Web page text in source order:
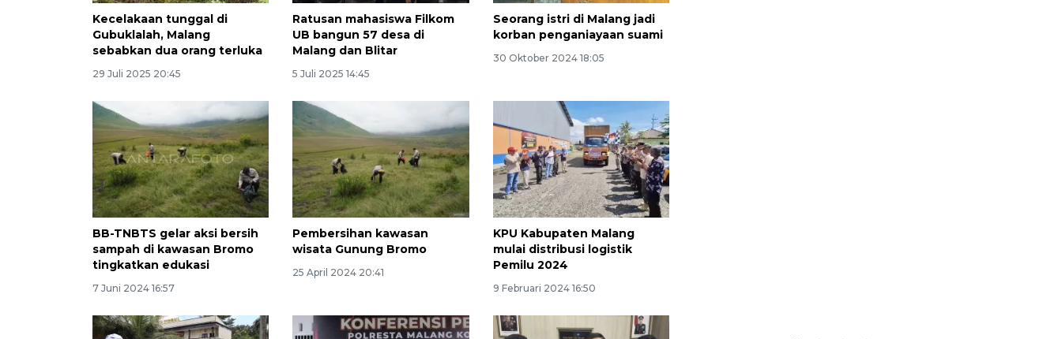
Kecelakaan tunggal di
Gubuklalah, Malang
sebabkan dua orang terluka
29 Juli 2025 20:45
Ratusan mahasiswa Filkom
UB bangun 57 desa di
Malang dan Blitar
5 Juli 2025 14:45
Seorang istri di Malang jadi
korban penganiayaan suami
30 Oktober 2024 18:05
BB-TNBTS gelar aksi bersih
sampah di kawasan Bromo
tingkatkan edukasi
7 Juni 2024 16:57
Pembersihan kawasan
wisata Gunung Bromo
25 April 2024 20:41
KPU Kabupaten Malang
mulai distribusi logistik
Pemilu 2024
9 Februari 2024 16:50
160 ribu sambungan baru
jaringan gas 2026